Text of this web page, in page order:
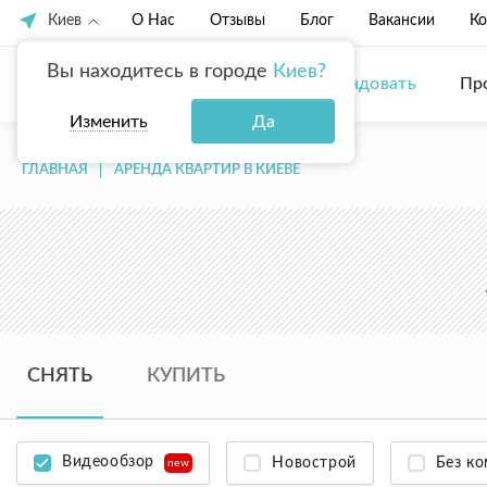
Киев
Вы находитесь в городе Киев?
Изменить Да
О Нас Отзывы Блог Вакансии
Купить Арендовать
ГЛАВНАЯ АРЕНДА КВАРТИР В КИЕВЕ
СНЯТЬ КУПИТЬ
Видеообзор new Новострой Без